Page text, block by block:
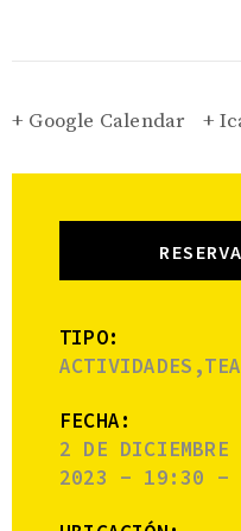
+ Google Calendar +
TIPO:
FECHA:
2 DE DICIEMBRE
2023 - 19:30 -